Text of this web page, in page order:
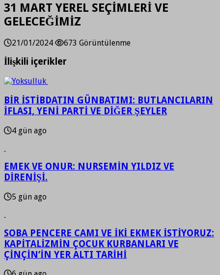
31 MART YEREL SEÇİMLERİ VE
GELECEĞİMİZ
21/01/2024 673 Görüntülenme
İlişkili içerikler
BİR İSTİBDATIN GÜNBATIMI: BUTLANCILARIN
İFLASI, YENİ PARTİ VE DİĞER ŞEYLER
4 gün ago
EMEK VE ONUR: NURSEMİN YILDIZ VE
DİRENİŞİ.
5 gün ago
SOBA PENCERE CAMI VE İKİ EKMEK İSTİYORUZ:
KAPİTALİZMİN ÇOCUK KURBANLARI VE
ÇİNÇİN’İN YER ALTI TARİHİ